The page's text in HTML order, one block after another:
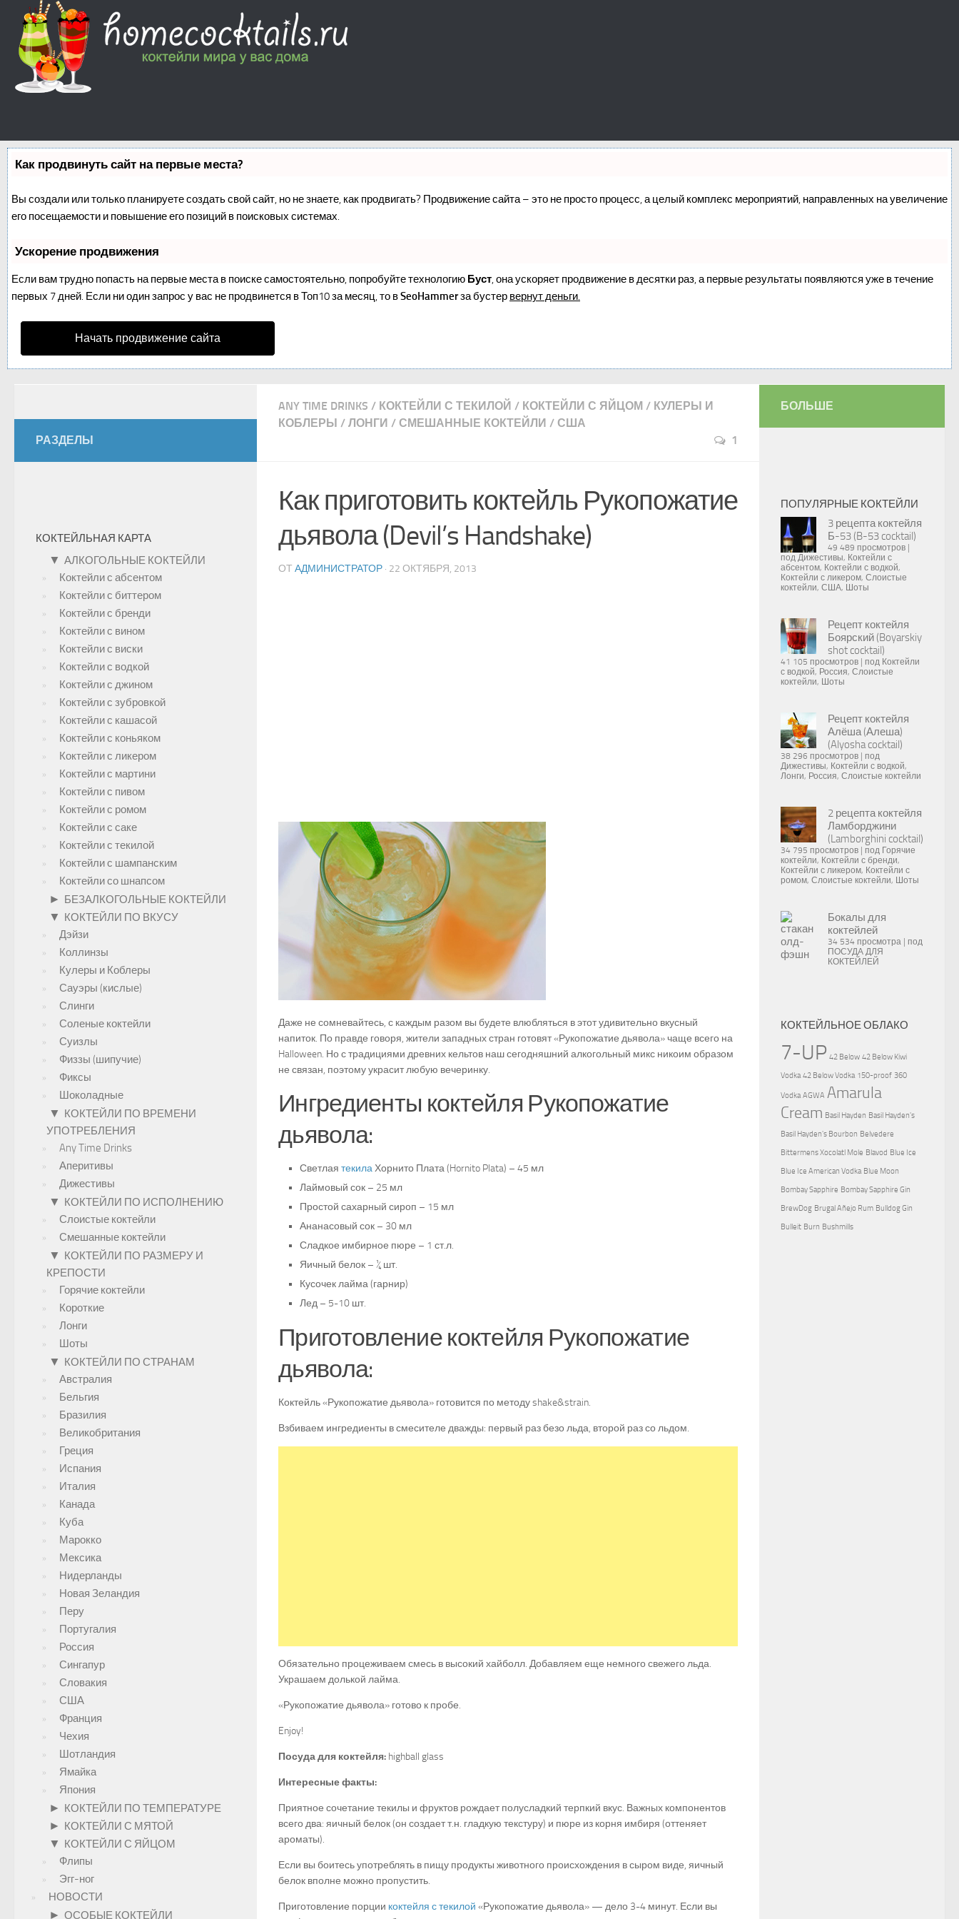
Как продвинуть сайт на первые места?
Вы создали или только планируете создать свой сайт, но не знаете, как продвигать? Продвижение сайта – это не просто процесс, а целый комплекс мероприятий, направленных на увеличение
его посещаемости и повышение его позиций в поисковых системах.
Ускорение продвижения
Если вам трудно попасть на первые места в поиске самостоятельно, попробуйте технологию Буст, она ускоряет продвижение в десятки раз, а первые результаты появляются уже в течение
первых 7 дней. Если ни один запрос у вас не продвинется в Топ10 за месяц, то вSeoHammerза бустер вернут деньги.
Начать продвижение сайта
ANY TIME DRINKS / КОКТЕЙЛИ С ТЕКИЛОЙ / КОКТЕЙЛИ С ЯЙЦОМ / КУЛЕРЫ И
КОБЛЕРЫ / ЛОНГИ / СМЕШАННЫЕ КОКТЕЙЛИ / США
1
Как приготовить коктейль Рукопожатие
дьявола (Devil’s Handshake)
ОТ АДМИНИСТРАТОР · 22 ОКТЯБРЯ, 2013
Даже не сомневайтесь, с каждым разом вы будете влюбляться в этот удивительно вкусный
напиток. По правде говоря, жители западных стран готовят «Рукопожатие дьявола» чаще всего на
Halloween. Но с традициями древних кельтов наш сегодняшний алкогольный микс никоим образом
не связан, поэтому украсит любую вечеринку.
Ингредиенты коктейля Рукопожатие
дьявола:
Светлая текилаХорнито Плата (Hornito Plata) – 45 мл
Лаймовый сок – 25 мл
Простой сахарный сироп – 15 мл
Ананасовый сок – 30 мл
Сладкое имбирное пюре – 1 ст.л.
Яичный белок – ¼ шт.
Кусочек лайма (гарнир)
Лед – 5-10 шт.
Приготовление коктейля Рукопожатие
дьявола:
Коктейль «Рукопожатие дьявола» готовится по методу shake&strain.
Взбиваем ингредиенты в смесителе дважды: первый раз безо льда, второй раз со льдом.
Обязательно процеживаем смесь в высокий хайболл. Добавляем еще немного свежего льда.
Украшаем долькой лайма.
«Рукопожатие дьявола» готово к пробе.
Enjoy!
Посуда для коктейля: highball glass
Интересные факты:
Приятное сочетание текилы и фруктов рождает полусладкий терпкий вкус. Важных компонентов
всего два: яичный белок (он создает т.н. гладкую текстуру) и пюре из корня имбиря (оттеняет
ароматы).
Если вы боитесь употреблять в пищу продукты животного происхождения в сыром виде, яичный
белок вполне можно пропустить.
Приготовление порции коктейля с текилой «Рукопожатие дьявола» — дело 3-4 минут. Если вы
РАЗДЕЛЫ
КОКТЕЙЛЬНАЯ КАРТА
▼ АЛКОГОЛЬНЫЕ КОКТЕЙЛИ
Коктейли с абсентом
Коктейли с биттером
Коктейли с бренди
Коктейли с вином
Коктейли с виски
Коктейли с водкой
Коктейли с джином
Коктейли с зубровкой
Коктейли с кашасой
Коктейли с коньяком
Коктейли с ликером
Коктейли с мартини
Коктейли с пивом
Коктейли с ромом
Коктейли с саке
Коктейли с текилой
Коктейли с шампанским
Коктейли со шнапсом
► БЕЗАЛКОГОЛЬНЫЕ КОКТЕЙЛИ
▼ КОКТЕЙЛИ ПО ВКУСУ
Дэйзи
Коллинзы
Кулеры и Коблеры
Сауэры (кислые)
Слинги
Соленые коктейли
Суизлы
Физзы (шипучие)
Фиксы
Шоколадные
▼ КОКТЕЙЛИ ПО ВРЕМЕНИ
УПОТРЕБЛЕНИЯ
Any Time Drinks
Аперитивы
Дижестивы
▼ КОКТЕЙЛИ ПО ИСПОЛНЕНИЮ
Слоистые коктейли
Смешанные коктейли
▼ КОКТЕЙЛИ ПО РАЗМЕРУ И
КРЕПОСТИ
Горячие коктейли
Короткие
Лонги
Шоты
▼ КОКТЕЙЛИ ПО СТРАНАМ
Австралия
Бельгия
Бразилия
Великобритания
Греция
Испания
Италия
Канада
Куба
Марокко
Мексика
Нидерланды
Новая Зеландия
Перу
Португалия
Россия
Сингапур
Словакия
США
Франция
Чехия
Шотландия
Ямайка
Япония
► КОКТЕЙЛИ ПО ТЕМПЕРАТУРЕ
► КОКТЕЙЛИ С МЯТОЙ
▼ КОКТЕЙЛИ С ЯЙЦОМ
Флипы
Эгг-ног
НОВОСТИ
► ОСОБЫЕ КОКТЕЙЛИ
БОЛЬШЕ
ПОПУЛЯРНЫЕ КОКТЕЙЛИ
3 рецепта коктейля
Б-53 (B-53 cocktail)
49 489 просмотров
под Дижестивы, Коктейли с
абсентом, Коктейли с водкой,
Коктейли с ликером, Слоистые
коктейли, США, Шоты
Рецепт коктейля
Боярский (Boyarskiy
shot cocktail)
41 105 просмотров под Коктейли
с водкой, Россия, Слоистые
коктейли, Шоты
Рецепт коктейля
Алёша (Алеша)
(Alyosha cocktail)
38 296 просмотров
под
Дижестивы, Коктейли с водкой,
Лонги, Россия, Слоистые коктейли
2 рецепта коктейля
Ламборджини
(Lamborghini cocktail)
34 795 просмотров под Горячие
коктейли, Коктейли с бренди,
Коктейли с ликером, Коктейли с
ромом, Слоистые коктейли, Шоты
Бокалы для
коктейлей
34 534 просмотра
под
ПОСУДА ДЛЯ
КОКТЕЙЛЕЙ
КОКТЕЙЛЬНОЕ ОБЛАКО
7-UP 42 Below 42 Below Kiwi
Vodka 42 Below Vodka 150-proof 360
Vodka AGWA Amarula
Cream Basil Hayden Basil Hayden's
Basil Hayden's Bourbon Belvedere
Bittermens Xocolatl Mole Blavod Blue Ice
Blue Ice American Vodka Blue Moon
Bombay Sapphire Bombay Sapphire Gin
BrewDog Brugal Añejo Rum Bulldog Gin
Bulleit Burn Bushmills